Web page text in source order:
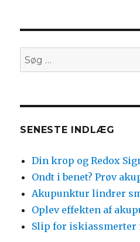
Søg
efter:
SENESTE INDLÆG
Din krop og Redox
Ondt i benet? Prøv
Akupunktur lindrer
Oplev effekten af
Slip for iskiassmerter